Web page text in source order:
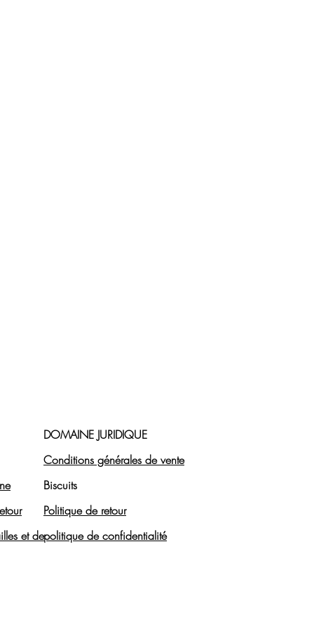
et de
DOMAINE JURIDIQUE
Conditions générales de vente
Biscuits
Politique de retour
politique de confidentialité